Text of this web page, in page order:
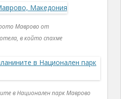
Маврово от
в който спахме
в Национален парк Маврово